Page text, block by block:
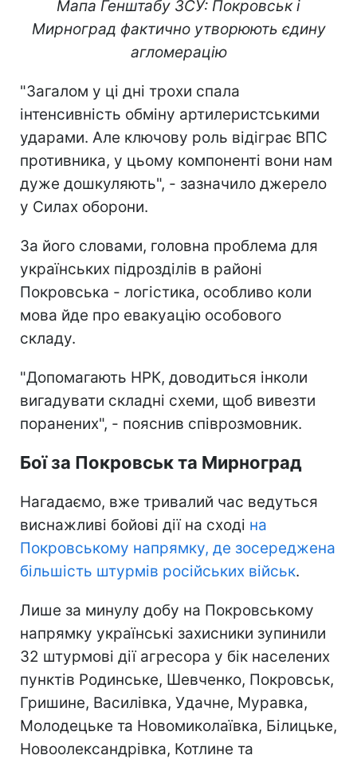
Мапа Генштабу ЗСУ: Покровськ і
Мирноград фактично утворюють єдину
агломерацію
"Загалом у ці дні трохи спала
інтенсивність обміну артилеристськими
ударами. Але ключову роль відіграє ВПС
противника, у цьому компоненті вони нам
дуже дошкуляють", - зазначило джерело
у Силах оборони.
За його словами, головна проблема для
українських підрозділів в районі
Покровська - логістика, особливо коли
мова йде про евакуацію особового
складу.
"Допомагають НРК, доводиться інколи
вигадувати складні схеми, щоб вивезти
поранених", - пояснив співрозмовник.
Бої за Покровськ та Мирноград
Нагадаємо, вже тривалий час ведуться
виснажливі бойові дії на сході на
Покровському напрямку, де зосереджена
більшість штурмів російських військ.
Лише за минулу добу на Покровському
напрямку українські захисники зупинили
32 штурмові дії агресора у бік населених
пунктів Родинське, Шевченко, Покровськ,
Гришине, Василівка, Удачне, Муравка,
Молодецьке та Новомиколаївка, Білицьке,
Новоолександрівка, Котлине та